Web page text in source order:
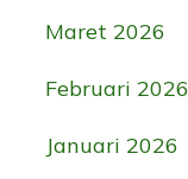
Maret 2026
Februari 2026
Januari 2026